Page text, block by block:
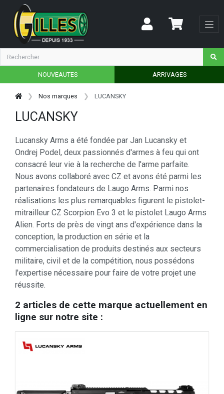
NOUVEAUTES ARRIVAGES
Nos marques LUCANSKY
LUCANSKY
Lucansky Arms a été fondée par Jan Lucansky et
Ondrej Podel, deux passionnés d'armes à feu qui ont
consacré leur vie à la recherche de l'arme parfaite.
Nous avons collaboré avec CZ et avons été parmi les
partenaires fondateurs de Laugo Arms. Parmi nos
réalisations les plus remarquables figurent le pistolet-
mitrailleur CZ Scorpion Evo 3 et le pistolet Laugo Arms
Alien. Forts de près de vingt ans d'expérience dans la
conception, la production en série et la
commercialisation de produits destinés aux secteurs
militaire, civil et de la compétition, nous possédons
l'expertise nécessaire pour faire de votre projet une
réussite.
2 articles de cette marque actuellement en
ligne sur notre site :